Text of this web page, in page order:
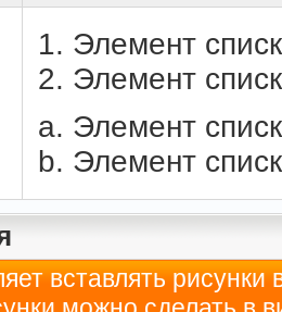
Элемент
Элемент
Элемент
Элемент
вставлять